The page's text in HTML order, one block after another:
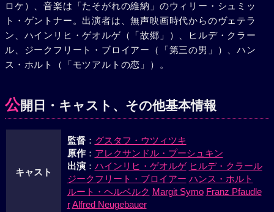
るすべとてない、彼女は自殺した。--それから十数年、今で
は立派な士官となつたミッチャは、すでにミンスキーから真
相をきいていたが、たまたま通りすがった宿駅場で、娘の幸
福を信じこんでいる老父の姿を見た。
ロケ）、音楽は「たそがれの維納」のウィリー・シュミッ
ト・ゲントナー。出演者は、無声映画時代からのヴェテラ
ン、ハインリヒ・ゲオルゲ（「故郷」）、ヒルデ・クラー
ル、ジークフリート・ブロイアー（「第三の男」）、ハン
ス・ホルト（「モツアルトの恋」）。
公開日・キャスト、その他基本情報
キャスト
監督： グスタフ・ウツィツキ
原作： アレクサンドル・プーシュキン
出演： ハインリヒ・ゲオルゲ ヒルデ・クラール
ジークフリート・ブロイアー ハンス・ホルト
ルート・ヘルベルク Margit Symo Franz Pfaudle
r Alfred Neugebauer